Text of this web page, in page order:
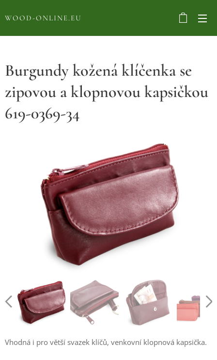
WOOD-ONLINE.EU
Burgundy kožená klíčenka se
zipovou a klopnovou kapsičkou
619-0369-34
Vhodná i pro větší svazek klíčů, venkovní klopnová kapsička.